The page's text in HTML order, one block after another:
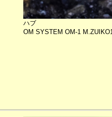
ハブ
OM SYSTEM OM-1